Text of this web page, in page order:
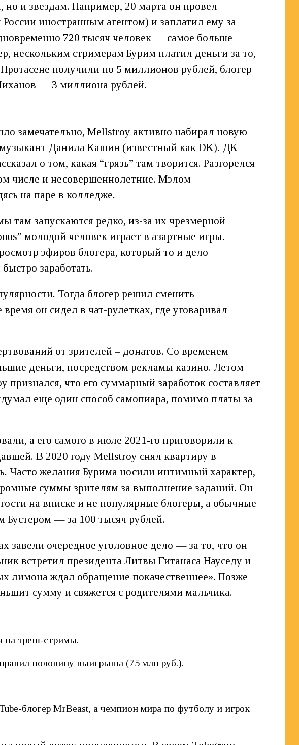
и звездам. Например, 20 марта он провел
иностранным агентом) и заплатил ему за
720 тысяч человек — самое больше
нескольким стримерам Бурим платил деньги за то,
получили по 5 миллионов рублей, блогер
— 3 миллиона рублей.
замечательно, Mellstroy активно набирал новую
музыкант Данила Кашин (известный как DK). ДК
о том, какая “грязь” там творится. Разгорелся
числе и несовершеннолетние. Мэлом
на паре в колледже.
там запускаются редко, из-за их чрезмерной
молодой человек играет в азартные игры.
эфиров блогера, который то и дело
заработать.
Тогда блогер решил сменить
он сидел в чат-рулетках, где уговаривал
от зрителей – донатов. Со временем
деньги, посредством рекламы казино. Летом
признался, что его суммарный заработок составляет
еще один способ самопиара, помимо платы за
а его самого в июле 2021-го приговорили к
В 2020 году Mellstroy снял квартиру в
Часто желания Бурима носили интимный характер,
суммы зрителям за выполнение заданий. Он
на вписке и не популярные блогеры, а обычные
— за 100 тысяч рублей.
очередное уголовное дело — за то, что он
встретил президента Литвы Гитанаса Науседу и
лимона ждал обращение покачественнее». Позже
сумму и свяжется с родителями мальчика.
на треш-стримы.
половину выигрыша (75 млн руб.).
блогер MrBeast, а чемпион мира по футболу и игрок